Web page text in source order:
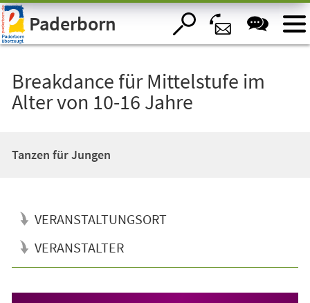
Visuelle
Assistenzsoftware
öffnen.Paderborn
Breakdance für Mittelstufe im
Alter von 10-16 Jahre
Tanzen für Jungen
VERANSTALTUNGSORT
VERANSTALTER